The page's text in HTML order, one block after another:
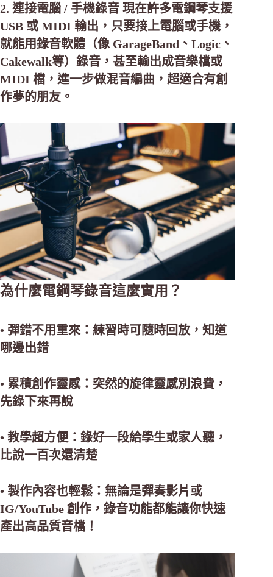
2. 連接電腦 / 手機錄音 現在許多電鋼琴支援
USB 或 MIDI 輸出，只要接上電腦或手機，
就能用錄音軟體（像 GarageBand、Logic、
Cakewalk等）錄音，甚至輸出成音樂檔或
MIDI 檔，進一步做混音編曲，超適合有創
作夢的朋友。
為什麼電鋼琴錄音這麼實用？
• 彈錯不用重來：練習時可隨時回放，知道
哪邊出錯
• 累積創作靈感：突然的旋律靈感別浪費，
先錄下來再說
• 教學超方便：錄好一段給學生或家人聽，
比說一百次還清楚
• 製作內容也輕鬆：無論是彈奏影片或
IG/YouTube 創作，錄音功能都能讓你快速
產出高品質音檔！